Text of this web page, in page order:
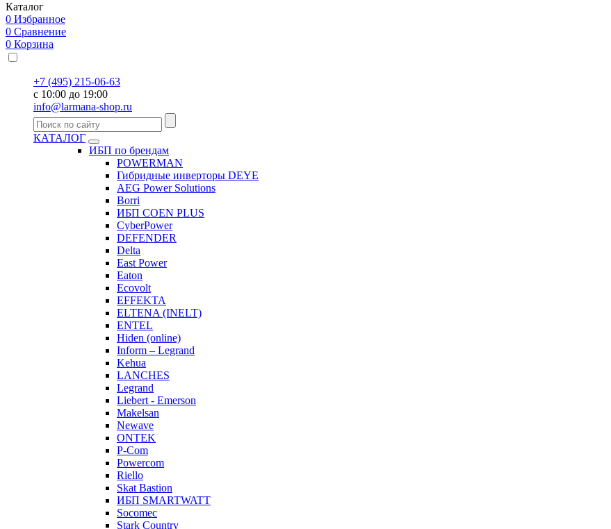
Каталог
0 Избранное
0 Сравнение
0 Корзина
+7 (495) 215-06-63
с 10:00 до 19:00
info@larmana-shop.ru
КАТАЛОГ
ИБП по брендам
POWERMAN
Гибридные инверторы DEYE
AEG Power Solutions
Borri
ИБП COEN PLUS
CyberPower
DEFENDER
Delta
East Power
Eaton
Ecovolt
EFFEKTA
ELTENA (INELT)
ENTEL
Hiden (online)
Inform – Legrand
Kehua
LANCHES
Legrand
Liebert - Emerson
Makelsan
Newave
ONTEK
P-Com
Powercom
Riello
Skat Bastion
ИБП SMARTWATT
Socomec
Stark Country